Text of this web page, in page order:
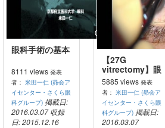
00:34:47
眼科手術の基本
8111 views 発表
者： 米田一仁 (昴会ア
イセンター・さくら眼
科グループ) 掲載日:
2016.03.07 収録
日: 2015.12.16
【27G
vitrectomy】眼
内で脱臼した白
内障の硝子体カ
ッターによる処
理
5885 views 発表
者：米田一仁 (昴会ア
イセンター・さくら眼
科グループ) 掲載日:
2016.03.07